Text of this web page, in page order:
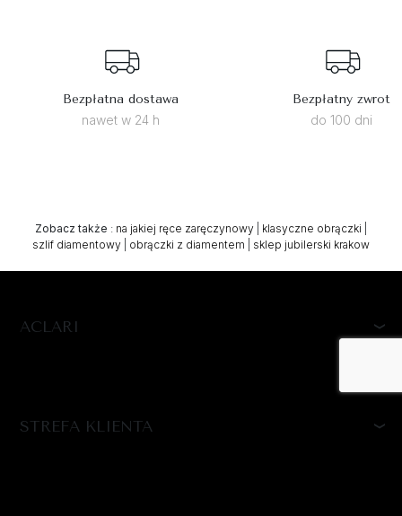
Bezpłatna dostawa
nawet w 24 h
Bezpłatny zwrot
do 100 dni
Zobacz także : na jakiej ręce zaręczynowy klasyczne obrączki
szlif diamentowy
obrączki z diamentem sklep jubilerski krakow
ACLARI
STREFA KLIENTA